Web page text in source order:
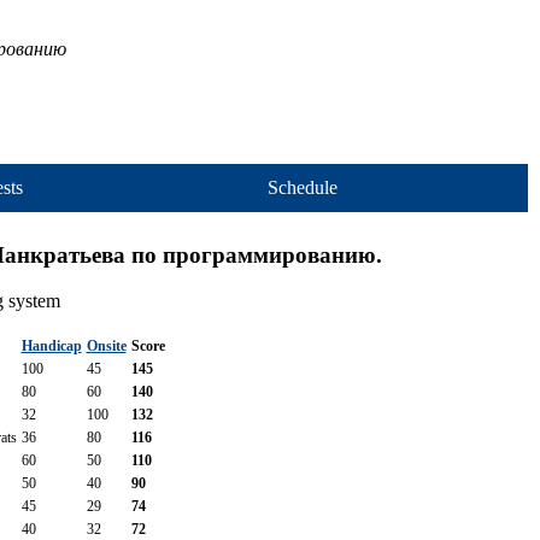
Schedule
по программированию.
system
Handicap Onsite Score
100 45
145
80 60
140
32 100
132
36 80
116
60 50
110
50 40
90
45 29
74
40 32
72